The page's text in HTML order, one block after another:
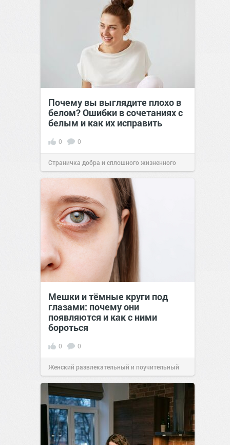
Почему вы выглядите плохо в
белом? Ошибки в сочетаниях с
белым и как их исправить
0 0
Страничка добра и сплошного жизненного
позитива!00:29Вчера
Мешки и тёмные круги под
глазами: почему они
появляются и как с ними
бороться
0 0
Женский развлекательный и поучительный
сайт.23:23Вчера